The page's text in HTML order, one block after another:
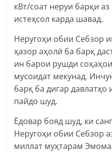
кВт/соат неруи барқи
истеҳсол карда шавад.
Неругоҳи обии Себзор
ҳазор аҳолӣ ба барқ
ин барои рушди
мусоидат мекунад.
барқ ба дигар давлатҳо
пайдо шуд.
Ёдовар бояд шуд, ки
Неругоҳи обии Себзор
миллат муҳтарам